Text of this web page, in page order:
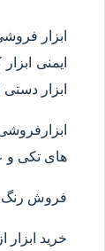
ابزار
ایمنی
ابزار
های تکی و
فروش رنگ
خرید